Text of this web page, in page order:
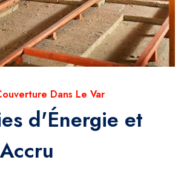
Dans Le Var
d'Énergie et